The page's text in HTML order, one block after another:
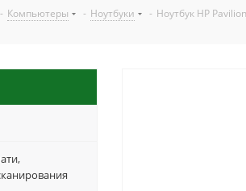
- Компьютеры - Ноутбуки - Ноутбук HP